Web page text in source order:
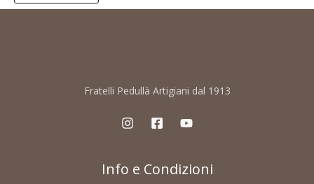
Fratelli Pedullà Artigiani dal 1913
Info e Condizioni